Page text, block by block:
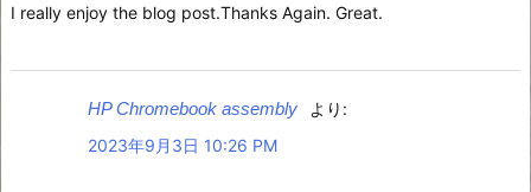
I really enjoy the blog post.Thanks Again. Great.
HP Chromebook assembly
より:
2023年9月3日 10:26 PM